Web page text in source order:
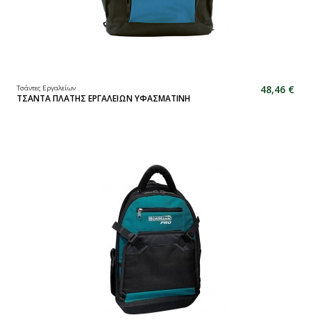
Τσάντες Εργαλείων
ΤΣΑΝΤΑ ΠΛΑΤΗΣ ΕΡΓΑΛΕΙΩΝ ΥΦΑΣΜΑΤΙΝΗ
48,46 €